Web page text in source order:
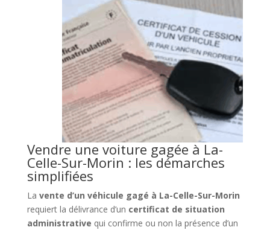
Vendre une voiture gagée à La-
Celle-Sur-Morin : les démarches
simplifiées
La vente d’un véhicule gagé à La-Celle-Sur-Morin
requiert la délivrance d’un certificat de situation
administrative qui confirme ou non la présence d’un